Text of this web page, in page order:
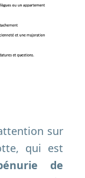
sur
qui est
de